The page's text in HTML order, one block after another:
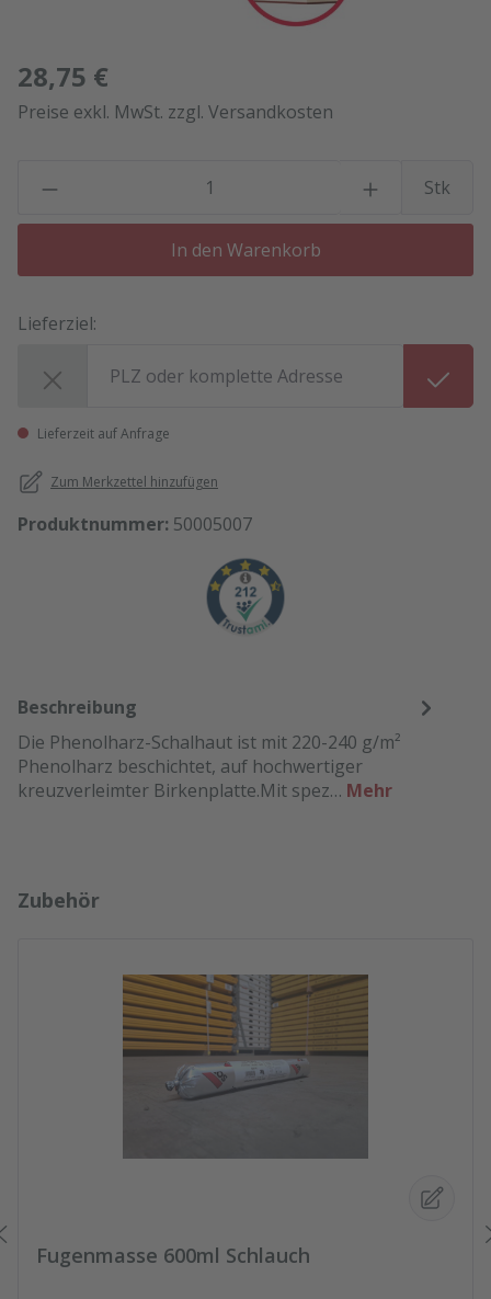
28,75 €
Preise exkl. MwSt. zzgl. Versandkosten
Stk
In den Warenkorb
Lieferziel:
Lieferzeit auf Anfrage
Zum Merkzettel hinzufügen
Produktnummer: 50005007
Beschreibung
Die Phenolharz-Schalhaut ist mit 220-240 g/m²
Phenolharz beschichtet, auf hochwertiger
kreuzverleimter Birkenplatte.Mit spez… Mehr
Produktgalerie überspringen
Zubehör
Fugenmasse 600ml Schlauch